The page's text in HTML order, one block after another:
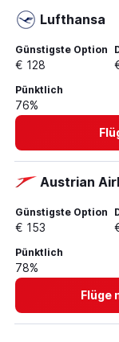
Lufthansa
Günstigste Option
€ 128
Pünktlich
76%
Austrian
Günstigste Option
€ 153
Pünktlich
78%
Flüge